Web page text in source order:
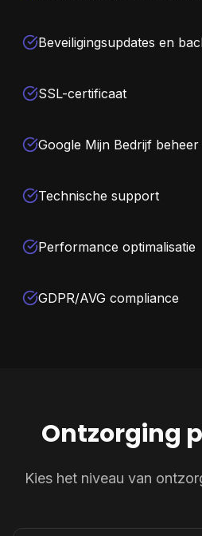
Beveiligingsupdates en
SSL-certificaat
Google Mijn Bedrijf beheer
Technische support
Performance optimalisatie
GDPR/AVG compliance
Ontzorging
Kies het niveau van